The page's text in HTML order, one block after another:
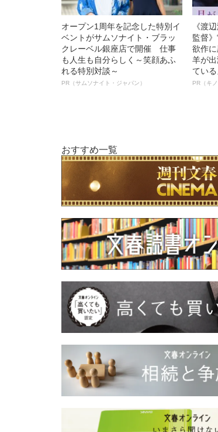
オープン1周年を記念した特別イ
ベントがサムソナイト・ブラッ
クレーベル銀座店で開催 仕事
も人生も自分らしく～笑顔あふ
れる特別対談～
PR（サムソナイト・ジャパン）
《渡
監督
欲作
羊が
ている
PR（キ
おすすめ一覧